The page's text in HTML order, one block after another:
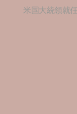
米国大統領就